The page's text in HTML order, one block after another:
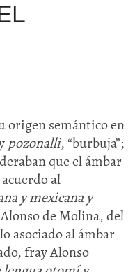
origen semántico en
pozonalli, “burbuja”;
que el ámbar
al
y mexicana y
de Molina, del
asociado al ámbar
fray Alonso